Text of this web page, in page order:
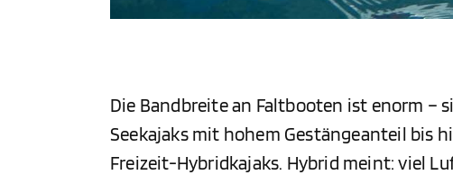
Die Bandbreite an Faltbooten ist enorm –
Seekajaks mit hohem Gestängeanteil bis
Freizeit-Hybridkajaks. Hybrid meint: viel